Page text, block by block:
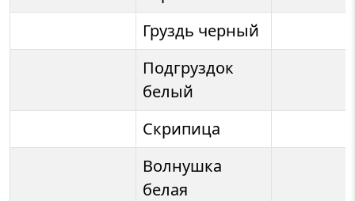
Груздь черный
Подгруздок
белый
Скрипица
Волнушка
белая